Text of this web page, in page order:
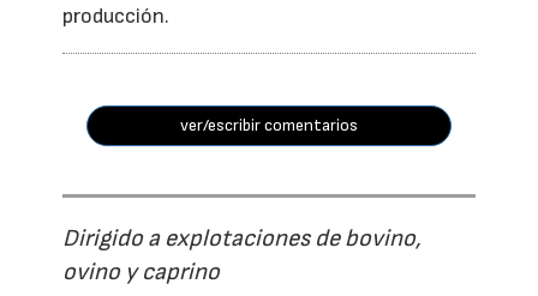
producción.
ver/escribir comentarios
Dirigido a explotaciones de bovino,
ovino y caprino